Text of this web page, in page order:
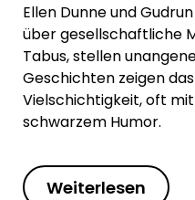
Ellen Dunne und
über gesellschaftliche
Tabus, stellen
Geschichten zeigen
Vielschichtigkeit, oft
schwarzem Humor.
Weiterlesen